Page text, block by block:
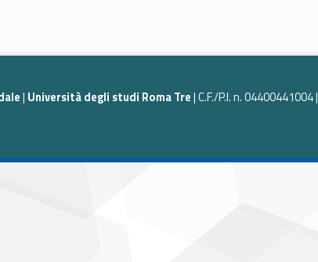
| Università degli studi Roma Tre| C.F./P.I. n. 04400441004 |